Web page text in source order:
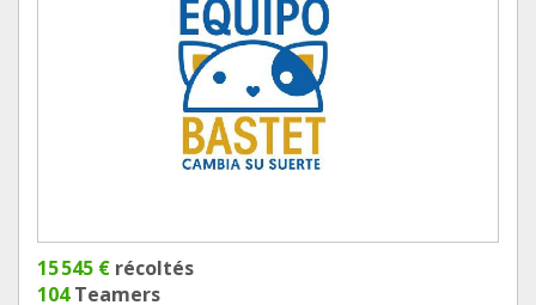
15 545 € récoltés
104Teamers